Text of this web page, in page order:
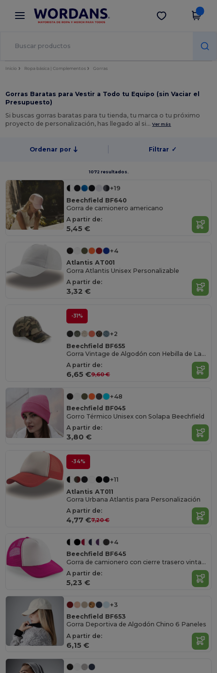
× App de Wordans
¡Mejores precios en app!
Descargar app
Inicio Ropa básica | Complementos Gorras
Gorras Baratas para Vestir a Todo tu Equipo (sin Vaciar el
Presupuesto)
Si buscas gorras baratas para tu tienda, tu marca o tu próximo
proyecto de personalización, has llegado al si…Ver más
Ordenar por Filtrar ✓
1072 resultados.
+19
Beechfield BF640
Gorra de camionero americano
A partir de:
5,45 €
+4
Atlantis AT001
Gorra Atlantis Unisex Personalizable
A partir de:
3,32 €
-31%
+2
Beechfield BF655
Gorra Vintage de Algodón con Hebilla de Latón
A partir de:
6,65 €9,60 €
+48
Beechfield BF045
Gorro Térmico Unisex con Solapa Beechfield
A partir de:
3,80 €
-34%
+11
Atlantis AT011
Gorra Urbana Atlantis para Personalización
A partir de:
4,77 €7,20 €
+4
Beechfield BF645
Gorra de camionero con cierre trasero vintage para hombre
A partir de:
5,23 €
+3
Beechfield BF653
Gorra Deportiva de Algodón Chino 6 Paneles
A partir de:
6,15 €